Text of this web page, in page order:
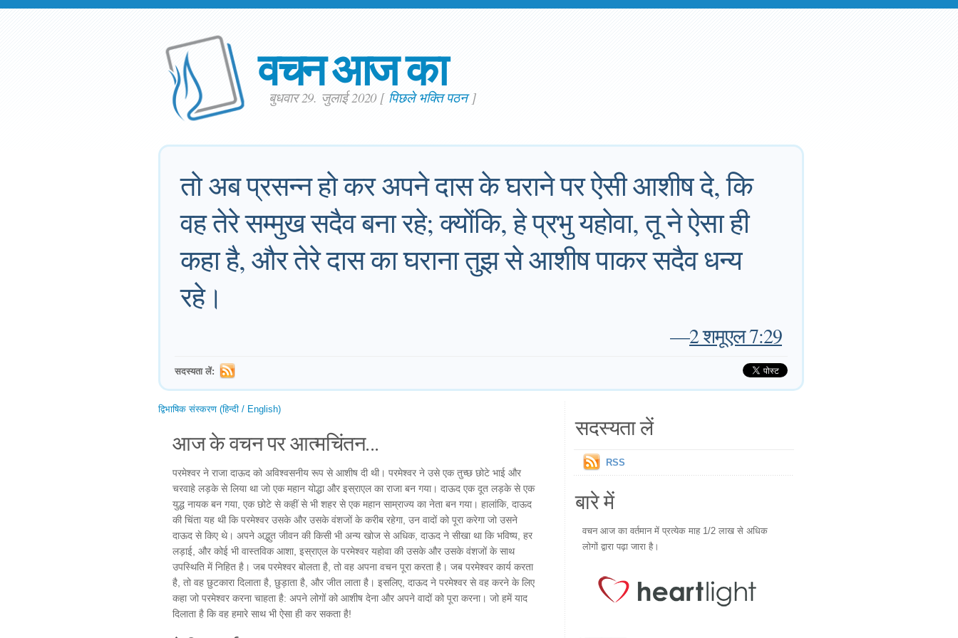
वचन आज का
बुधवार 29. जुलाई 2020 [ पिछले भक्ति पठन]
तो अब प्रसन्न हो कर अपने दास के घराने पर ऐसी आशीष दे, कि
वह तेरे सम्मुख सदैव बना रहे; क्योंकि, हे प्रभु यहोवा, तू ने ऐसा ही
कहा है, और तेरे दास का घराना तुझ से आशीष पाकर सदैव धन्य
रहे।
—2 शमूएल 7:29
सदस्यता लें:
द्विभाषिक संस्करण (हिन्दी / English)
आज के वचन पर आत्मचिंतन...
परमेश्वर ने राजा दाऊद को अविश्वसनीय रूप से आशीष दी थी। परमेश्वर ने उसे एक तुच्छ छोटे भाई और
चरवाहे लड़के से लिया था जो एक महान योद्धा और इस्राएल का राजा बन गया। दाऊद एक दूत लड़के से एक
युद्ध नायक बन गया, एक छोटे से कहीं से भी शहर से एक महान साम्राज्य का नेता बन गया। हालांकि, दाऊद
की चिंता यह थी कि परमेश्वर उसके और उसके वंशजों के करीब रहेगा, उन वादों को पूरा करेगा जो उसने
दाऊद से किए थे। अपने अद्भुत जीवन की किसी भी अन्य खोज से अधिक, दाऊद ने सीखा था कि भविष्य, हर
लड़ाई, और कोई भी वास्तविक आशा, इस्राएल के परमेश्वर यहोवा की उसके और उसके वंशजों के साथ
उपस्थिति में निहित है। जब परमेश्वर बोलता है, तो वह अपना वचन पूरा करता है। जब परमेश्वर कार्य करता
है, तो वह छुटकारा दिलाता है, छुड़ाता है, और जीत लाता है। इसलिए, दाऊद ने परमेश्वर से वह करने के लिए
कहा जो परमेश्वर करना चाहता है: अपने लोगों को आशीष देना और अपने वादों को पूरा करना। जो हमें याद
दिलाता है कि वह हमारे साथ भी ऐसा ही कर सकता है!
सदस्यता लें
RSS
बारे में
वचन आज का वर्तमान में प्रत्येक माह 1/2 लाख से अधिक
लोगों द्वारा पढ़ा जारा है।